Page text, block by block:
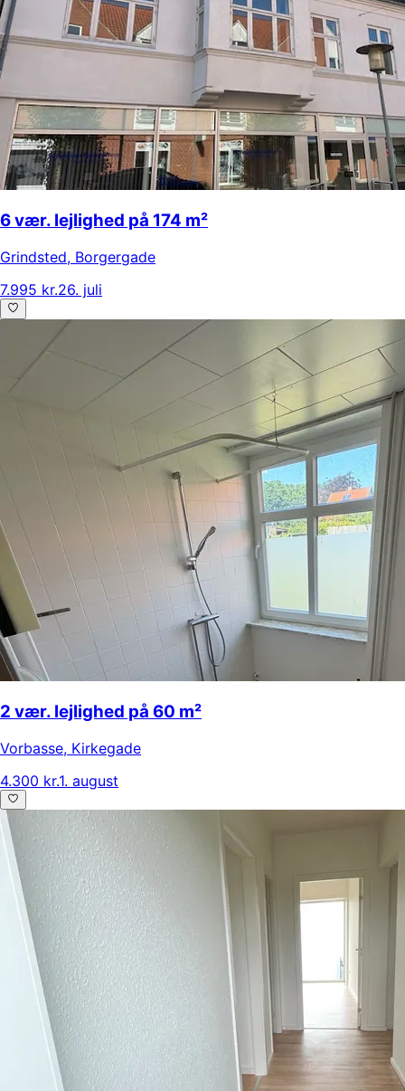
6 vær. lejlighed på 174 m²
Grindsted, Borgergade
7.995 kr.26. juli
2 vær. lejlighed på 60 m²
Vorbasse, Kirkegade
4.300 kr.1. august